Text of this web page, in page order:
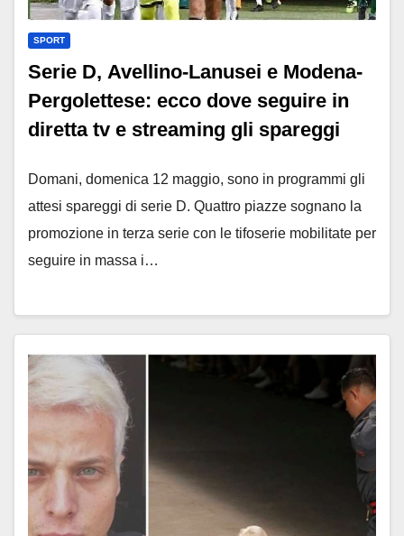
SPORT
Serie D, Avellino-Lanusei e Modena-
Pergolettese: ecco dove seguire in
diretta tv e streaming gli spareggi
Domani, domenica 12 maggio, sono in programmi gli
attesi spareggi di serie D. Quattro piazze sognano la
promozione in terza serie con le tifoserie mobilitate per
seguire in massa i…